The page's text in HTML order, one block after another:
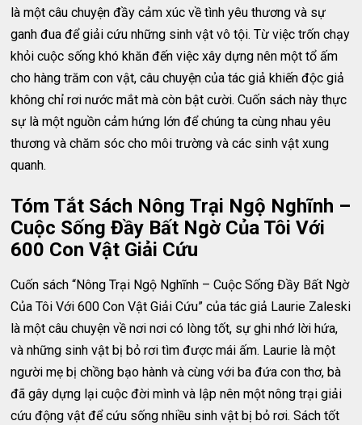
là một câu chuyện đầy cảm xúc về tình yêu thương và sự
ganh đua để giải cứu những sinh vật vô tội. Từ việc trốn chạy
khỏi cuộc sống khó khăn đến việc xây dựng nên một tổ ấm
cho hàng trăm con vật, câu chuyện của tác giả khiến độc giả
không chỉ rơi nước mắt mà còn bật cười. Cuốn sách này thực
sự là một nguồn cảm hứng lớn để chúng ta cùng nhau yêu
thương và chăm sóc cho môi trường và các sinh vật xung
quanh.
Tóm Tắt Sách Nông Trại Ngộ Nghĩnh –
Cuộc Sống Đầy Bất Ngờ Của Tôi Với
600 Con Vật Giải Cứu
Cuốn sách “Nông Trại Ngộ Nghĩnh – Cuộc Sống Đầy Bất Ngờ
Của Tôi Với 600 Con Vật Giải Cứu” của tác giả Laurie Zaleski
là một câu chuyện về nơi nơi có lòng tốt, sự ghi nhớ lời hứa,
và những sinh vật bị bỏ rơi tìm được mái ấm. Laurie là một
người mẹ bị chồng bạo hành và cùng với ba đứa con thơ, bà
đã gây dựng lại cuộc đời mình và lập nên một nông trại giải
cứu động vật để cứu sống nhiều sinh vật bị bỏ rơi. Sách tốt